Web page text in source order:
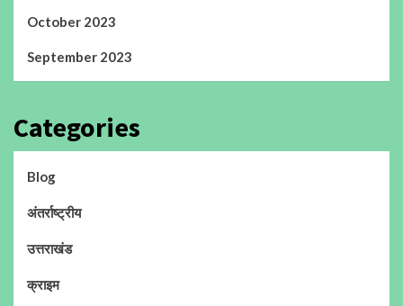
October 2023
September 2023
Categories
Blog
अंतर्राष्ट्रीय
उत्तराखंड
क्राइम